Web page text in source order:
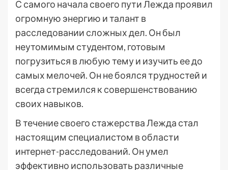
С самого начала своего пути Лежда проявил
огромную энергию и талант в
расследовании сложных дел. Он был
неутомимым студентом, готовым
погрузиться в любую тему и изучить ее до
самых мелочей. Он не боялся трудностей и
всегда стремился к совершенствованию
своих навыков.
В течение своего стажерства Лежда стал
настоящим специалистом в области
интернет-расследований. Он умел
эффективно использовать различные